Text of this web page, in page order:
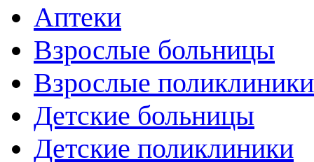
Аптеки
Взрослые больницы
Взрослые поликлиники
Детские больницы
Детские поликлиники